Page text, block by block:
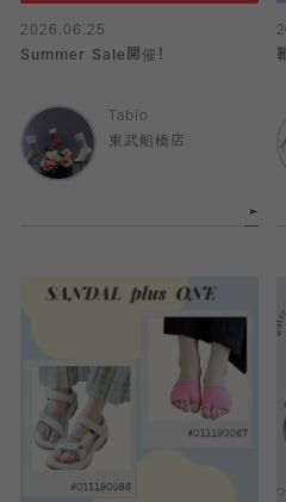
2026.06.25
Summer Sale開催！
Tabio
東武船橋店